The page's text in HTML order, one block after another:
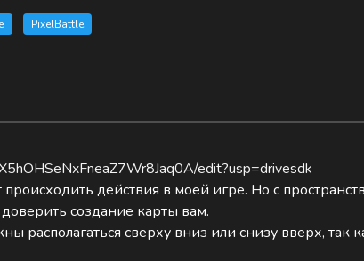
PixelBattle
edit?usp=drivesdk
действия в моей игре. Но с
создание карты вам.
располагаться сверху вниз или снизу вверх, так